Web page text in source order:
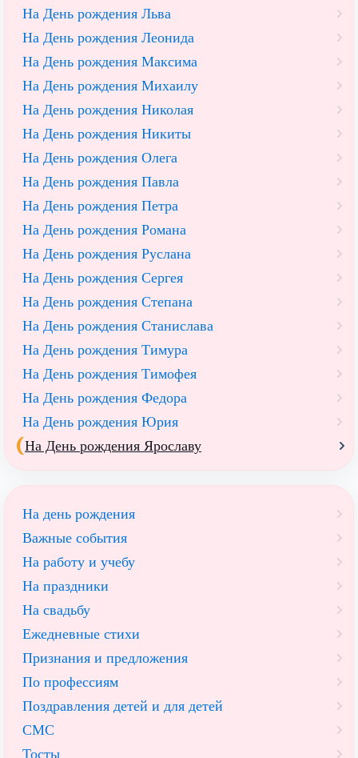
На День рождения Льва
На День рождения Леонида
На День рождения Максима
На День рождения Михаилу
На День рождения Николая
На День рождения Никиты
На День рождения Олега
На День рождения Павла
На День рождения Петра
На День рождения Романа
На День рождения Руслана
На День рождения Сергея
На День рождения Степана
На День рождения Станислава
На День рождения Тимура
На День рождения Тимофея
На День рождения Федора
На День рождения Юрия
На День рождения Ярославу
На день рождения
Важные события
На работу и учебу
На праздники
На свадьбу
Ежедневные стихи
Признания и предложения
По профессиям
Поздравления детей и для детей
СМС
Тосты